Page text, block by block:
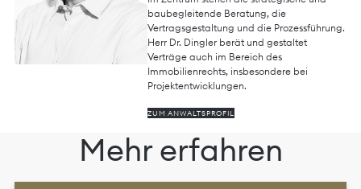
baubegleitende Beratung, die
Vertragsgestaltung und die Prozessführung.
Herr Dr. Dingler berät und gestaltet
Verträge auch im Bereich des
Immobilienrechts, insbesondere bei
Projektentwicklungen.
ZUM ANWALTSPROFIL
Mehr erfahren